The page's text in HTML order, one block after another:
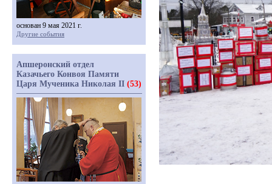
основан 9 мая 2021 г.
Другие события
Апшеронский отдел
Казачьего Конвоя Памяти
Царя Мученика Николая II (53)